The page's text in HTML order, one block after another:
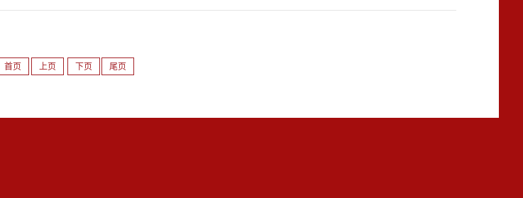
首页 上页 下页 尾页